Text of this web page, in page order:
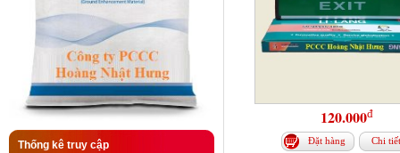
Thống kê truy cập
120.000đ
Đặt hàng Chi tiết